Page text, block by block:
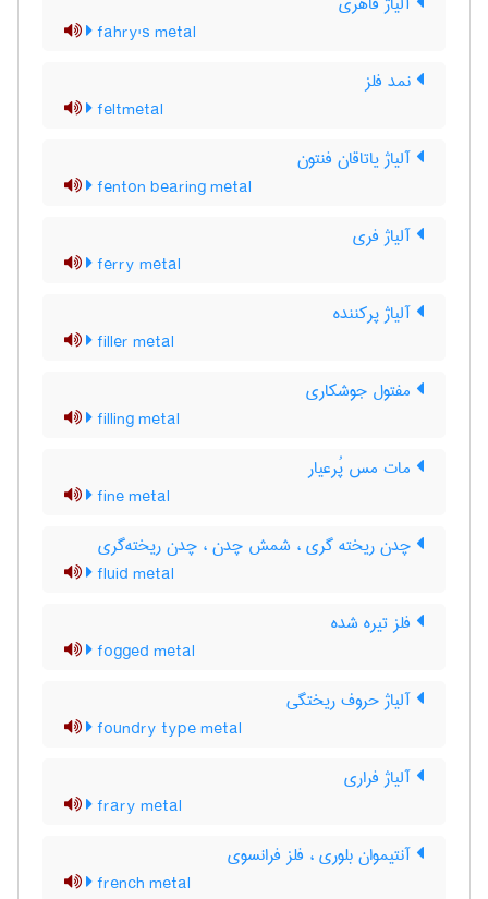
fahry's metal
نمد فلز
feltmetal
آلیاژ یاتاقان فنتون
fenton bearing metal
آلیاژ فری
ferry metal
آلیاژ پرکننده
filler metal
مفتول جوشکاری
filling metal
مات مس پُرعیار
fine metal
چدن ریخته گری ، شمش چدن ، چدن ریخته‌گری
fluid metal
فلز تیره شده
fogged metal
آلیاژ حروف ریختگی
foundry type metal
آلیاژ فراری
frary metal
آنتیموان بلوری ، فلز فرانسوی
french metal